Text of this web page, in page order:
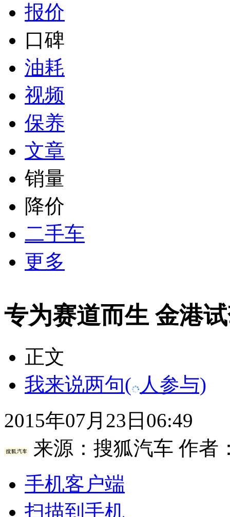
报价
口碑
油耗
视频
保养
文章
销量
降价
二手车
更多
专为赛道而生 金港
正文
我来说两句( 人参与)
2015年07月23日06:49
来源： 搜狐汽车 作者
手机客户端
扫描到手机